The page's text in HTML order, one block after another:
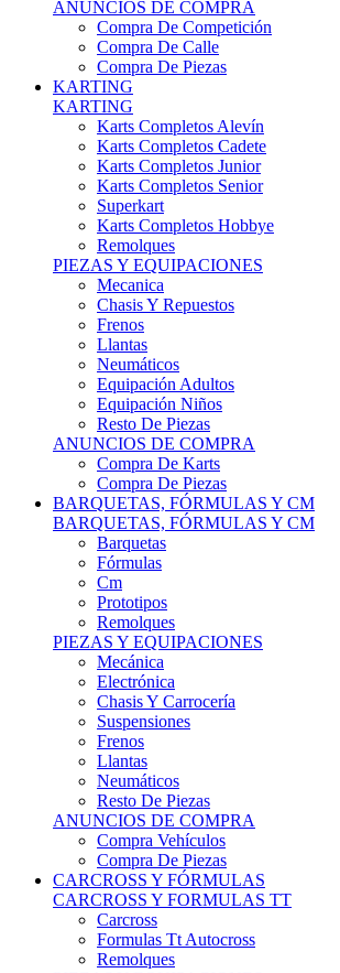
Compra De Calle
Compra De Piezas
KARTING
KARTING
Karts Completos Alevín
Karts Completos Cadete
Karts Completos Junior
Karts Completos Senior
Superkart
Karts Completos Hobbye
Remolques
PIEZAS Y EQUIPACIONES
Mecanica
Chasis Y Repuestos
Frenos
Llantas
Neumáticos
Equipación Adultos
Equipación Niños
Resto De Piezas
ANUNCIOS DE COMPRA
Compra De Karts
Compra De Piezas
BARQUETAS, FÓRMULAS Y CM
BARQUETAS, FÓRMULAS Y CM
Barquetas
Fórmulas
Cm
Prototipos
Remolques
PIEZAS Y EQUIPACIONES
Mecánica
Electrónica
Chasis Y Carrocería
Suspensiones
Frenos
Llantas
Neumáticos
Resto De Piezas
ANUNCIOS DE COMPRA
Compra Vehículos
Compra De Piezas
CARCROSS Y FÓRMULAS
CARCROSS Y FORMULAS TT
Carcross
Formulas Tt Autocross
Remolques
PIEZAS Y EQUIPACIONES